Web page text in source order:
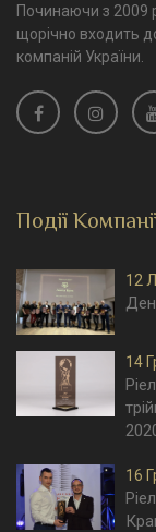
Починаючи з 2009
щорічно входить
компаній України.
Події
12
14
16